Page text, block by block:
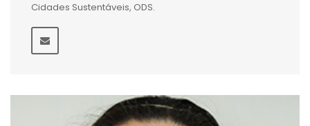
Cidades Sustentáveis, ODS.